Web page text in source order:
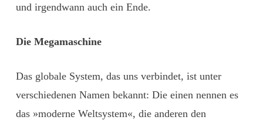
und irgendwann auch ein Ende.
Die Megamaschine
Das globale System, das uns verbindet, ist unter
verschiedenen Namen bekannt: Die einen nennen es
das »moderne Weltsystem«, die anderen den